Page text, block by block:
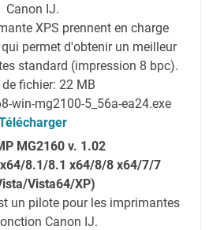
Canon IJ.
XPS prennent en charge
permet d'obtenir un meilleur
standard (impression 8 bpc).
fichier: 22 MB
win-mg2100-5_56a-ea24.exe
MG2160 v. 1.02
8.1/8.1 x64/8/8 x64/7/7
Vista64/XP)
un pilote pour les imprimantes
Canon IJ.